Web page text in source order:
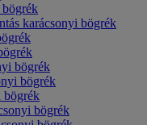
bögrék
karácsonyi bögrék
bögrék
bögrék
bögrék
bögrék